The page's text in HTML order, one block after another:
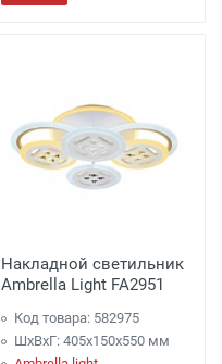
Накладной светильник
Ambrella Light FA2951
Код товара: 582975
ШхВхГ: 405x150x550 мм